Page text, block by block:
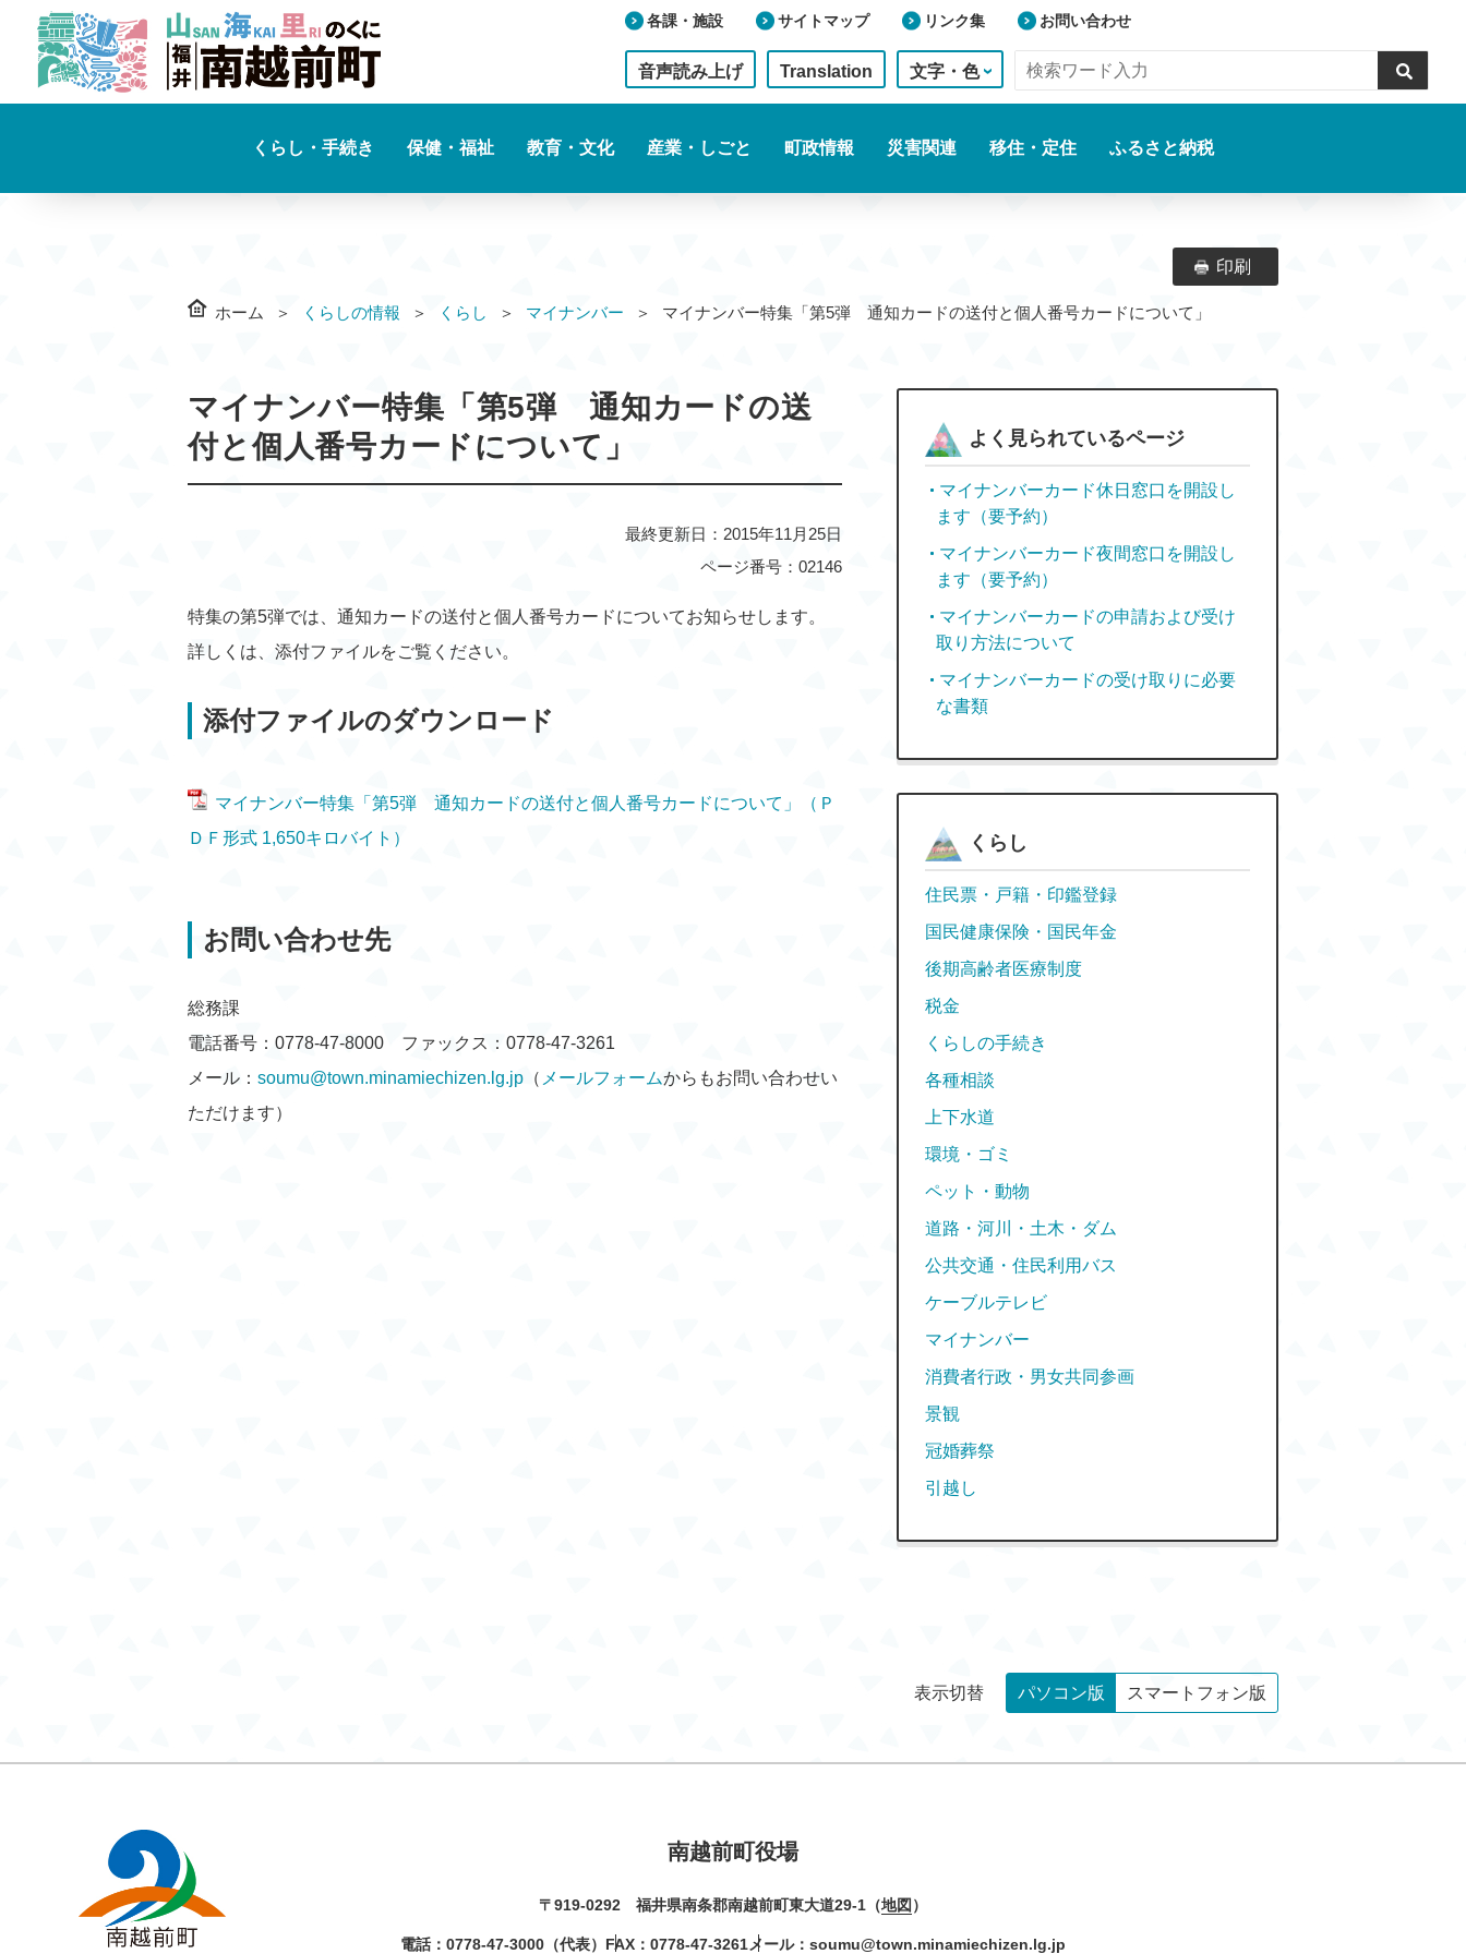
各課・施設 サイトマップ リンク集 お問い合わせ
音声読み上げ Translation 文字・色
くらし・手続き 保健・福祉 教育・文化 産業・しごと 町政情報 災害関連 移住・定住 ふるさと納税
ホーム くらしの情報 くらし マイナンバー マイナンバー特集「第5弾 通知カードの送付と個人番号カードについて」
印刷
マイナンバー特集「第5弾 通知カードの送
付と個人番号カードについて」
最終更新日：2015年11月25日
ページ番号：02146
特集の第5弾では、通知カードの送付と個人番号カードについてお知らせします。
詳しくは、添付ファイルをご覧ください。
添付ファイルのダウンロード
マイナンバー特集「第5弾 通知カードの送付と個人番号カードについて」（Ｐ
ＤＦ形式 1,650キロバイト）
お問い合わせ先
総務課
電話番号：0778-47-8000 ファックス：0778-47-3261
メール： soumu@town.minamiechizen.lg.jp （ メールフォームからもお問い合わせい
ただけます）
よく見られているページ
マイナンバーカード休日窓口を開設し
ます（要予約）
マイナンバーカード夜間窓口を開設し
ます（要予約）
マイナンバーカードの申請および受け
取り方法について
マイナンバーカードの受け取りに必要
な書類
くらし
住民票・戸籍・印鑑登録
国民健康保険・国民年金
後期高齢者医療制度
税金
くらしの手続き
各種相談
上下水道
環境・ゴミ
ペット・動物
道路・河川・土木・ダム
公共交通・住民利用バス
ケーブルテレビ
マイナンバー
消費者行政・男女共同参画
景観
冠婚葬祭
引越し
表示切替 パソコン版 スマートフォン版
南越前町役場
〒919-0292 福井県南条郡南越前町東大道29-1（地図 ）
電話： 0778-47-3000 （代表） FAX：0778-47-3261メール： soumu@town.minamiechizen.lg.jp